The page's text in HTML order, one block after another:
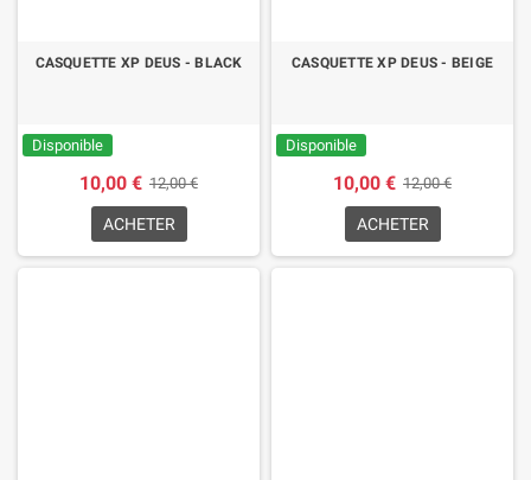
CASQUETTE XP DEUS - BLACK
Disponible
10,00 € 12,00 €
ACHETER
CASQUETTE XP DEUS - BEIGE
Disponible
10,00 € 12,00 €
ACHETER